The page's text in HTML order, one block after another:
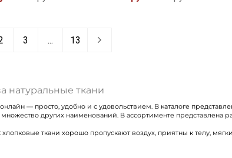
3 ... 13
натуральные ткани
— просто, удобно и с удовольствием. В каталоге
других наименований. В ассортименте представлена
ткани хорошо пропускают воздух, приятны к телу,